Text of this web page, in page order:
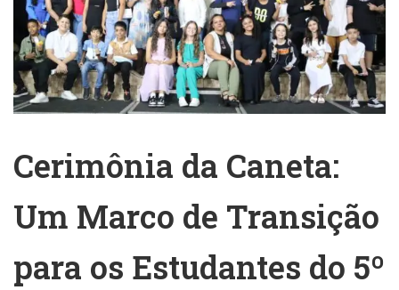
Cerimônia da Caneta:
Um Marco de Transição
para os Estudantes do 5º